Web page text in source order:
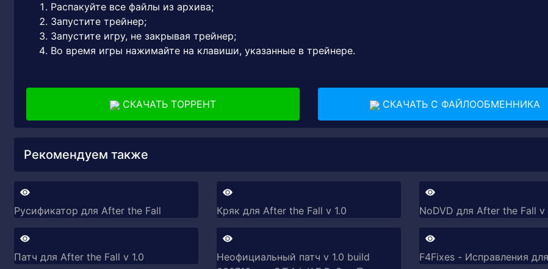
Распакуйте все файлы из архива;
Запустите трейнер;
Запустите игру, не закрывая трейнер;
Во время игры нажимайте на клавиши, указанные в трейнере.
СКАЧАТЬ ТОРРЕНТ СКАЧАТЬ С ФАЙЛООБМЕННИКА
Рекомендуем также
Русификатор для After the Fall Кряк для After the Fall v 1.0 NoDVD для After the Fall v
Патч для After the Fall v 1.0
Неофициальный патч v 1.0 build
F4Fixes - Исправления